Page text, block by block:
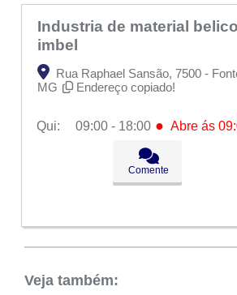
Industria de material
imbel
Rua Raphael Sansão, 7500 -
MG
Endereço copiado!
Qui: 09:00 - 18:00 ● Abre ás
09:00 - 18:00
09:00 - 18:00
09:00 - 18:00
Comente
Veja também: